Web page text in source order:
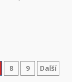
8 9 Další